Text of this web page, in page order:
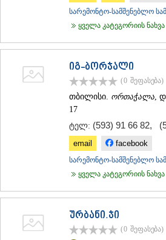
ᲡᲢᲔᲤᲐᲜᲬᲛᲘᲜᲓᲐ (ᲧᲐᲖᲑᲔᲒᲘ)
ᲐᲮᲐᲚᲒᲝᲠᲘ
ᲐᲛᲑᲠᲝᲚᲐᲣᲠᲘ
ᲚᲔᲜᲢᲔᲮᲘ
ᲤᲝᲗᲘ
ᲬᲐᲚᲔᲜᲯᲘᲮᲐ
ᲮᲝᲑᲘ
სარემონტო-სამშენებლო
ყველა კატეგორიის ნახვა
იგ-ბორჯალი
(0 შეფასება)
თბილისი. ორთაჭალა ,
17
ტელ: (593) 91 66 82,
email facebook
სარემონტო-სამშენებლო
ყველა კატეგორიის ნახვა
ურბანი.ჯი
(0 შეფასება)